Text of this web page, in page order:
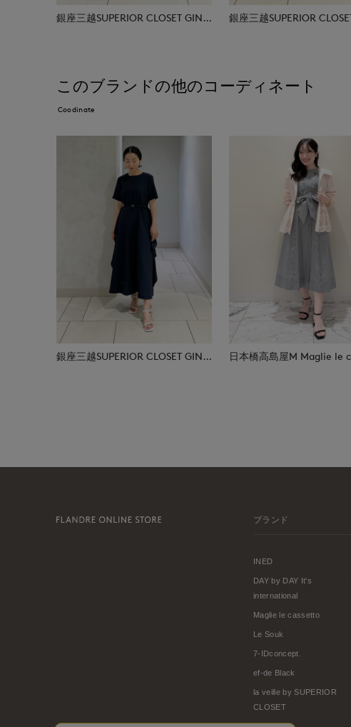
銀座三越SUPERIOR CLOSET GINZA
このブランドの他のコーディネート
Coodinate
銀座三越SUPERIOR CLOSET GINZA
ブランド
INED
DAY by DAY It's
international
Maglie le cassetto
Le Souk
7-IDconcept.
ef-de Black
la veille by SUPERIOR
CLOSET